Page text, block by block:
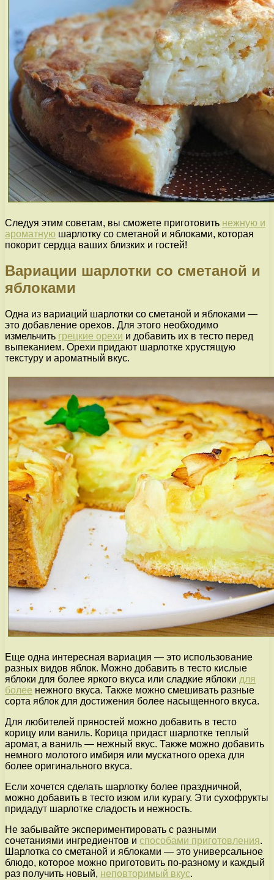
Следуя этим советам, вы сможете приготовить нежную и
ароматную шарлотку со сметаной и яблоками, которая
покорит сердца ваших близких и гостей!
Вариации шарлотки со сметаной и
яблоками
Одна из вариаций шарлотки со сметаной и яблоками —
это добавление орехов. Для этого необходимо
измельчить грецкие орехи и добавить их в тесто перед
выпеканием. Орехи придают шарлотке хрустящую
текстуру и ароматный вкус.
Еще одна интересная вариация — это использование
разных видов яблок. Можно добавить в тесто кислые
яблоки для более яркого вкуса или сладкие яблоки для
более нежного вкуса. Также можно смешивать разные
сорта яблок для достижения более насыщенного вкуса.
Для любителей пряностей можно добавить в тесто
корицу или ваниль. Корица придаст шарлотке теплый
аромат, а ваниль — нежный вкус. Также можно добавить
немного молотого имбиря или мускатного ореха для
более оригинального вкуса.
Если хочется сделать шарлотку более праздничной,
можно добавить в тесто изюм или курагу. Эти сухофрукты
придадут шарлотке сладость и нежность.
Не забывайте экспериментировать с разными
сочетаниями ингредиентов и способами приготовления.
Шарлотка со сметаной и яблоками — это универсальное
блюдо, которое можно приготовить по-разному и каждый
раз получить новый, неповторимый вкус.